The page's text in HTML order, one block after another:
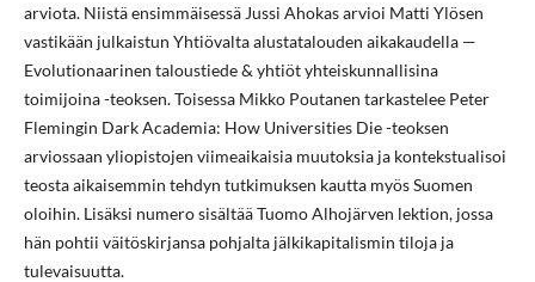
arviota. Niistä ensimmäisessä Jussi Ahokas arvioi Matti Ylösen
vastikään julkaistun Yhtiövalta alustatalouden aikakaudella —
Evolutionaarinen taloustiede & yhtiöt yhteiskunnallisina
toimijoina -teoksen. Toisessa Mikko Poutanen tarkastelee Peter
Flemingin Dark Academia: How Universities Die -teoksen
arviossaan yliopistojen viimeaikaisia muutoksia ja kontekstualisoi
teosta aikaisemmin tehdyn tutkimuksen kautta myös Suomen
oloihin. Lisäksi numero sisältää Tuomo Alhojärven lektion, jossa
hän pohtii väitöskirjansa pohjalta jälkikapitalismin tiloja ja
tulevaisuutta.